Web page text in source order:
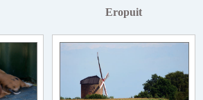
Eropuit